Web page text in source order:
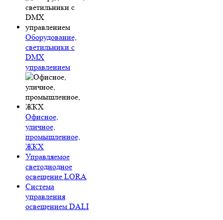
Оборудование,
светильники с
DMX
управлением
Офисное,
уличное,
промышленное,
ЖКХ
Управляемое
светодиодное
освещение LORA
Система
управления
освещением DALI